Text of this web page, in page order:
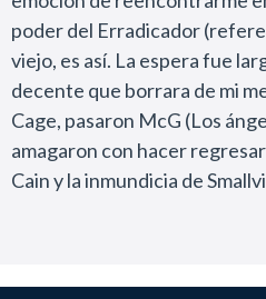
En conclusión Superman es
Sir Chandler
poder del Erradicador
viejo, es así. La espera fue
decente que borrara de mi
Cage, pasaron McG (Los
amagaron con hacer
Cain y la inmundicia de